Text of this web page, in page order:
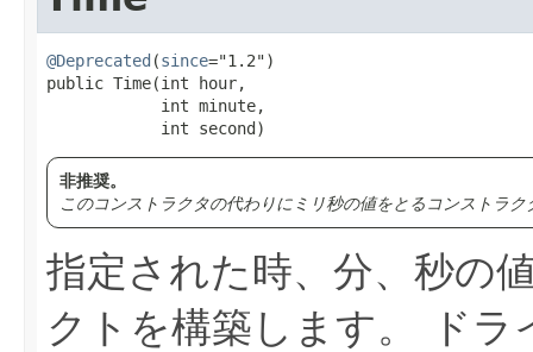
@Deprecated (since="1.2")
public Time​(int hour,
            int minute,
            int second)
非推奨。
このコンストラクタの代わりにミリ秒の値をとるコンストラ
指定された時、分、秒の
クトを構築します。
ド